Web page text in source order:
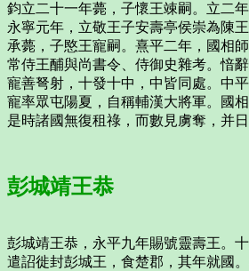
鈞立二十一年薨，子懷王竦嗣。立二年
永寧元年，立敬王子安壽亭侯崇為陳
承薨，子愍王寵嗣。熹平二年，國相
常侍王酺與尚書令、侍御史雜考。愔
寵善弩射，十發十中，中皆同處。中
寵率眾屯陽夏，自稱輔漢大將軍。國
是時諸國無復租祿，而數見虜奪，并
彭城靖王恭
彭城靖王恭，永平九年賜號靈壽王。
遣詔徙封彭城王，食楚郡，其年就國